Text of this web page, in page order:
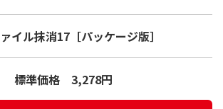
イル抹消17 ［パッケージ版］
標準価格 3,278円